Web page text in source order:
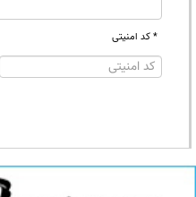
* کد امنیتی